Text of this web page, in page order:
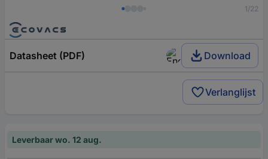
1/22
Datasheet (PDF) Download
Verlanglijst
Leverbaar wo. 12 aug.